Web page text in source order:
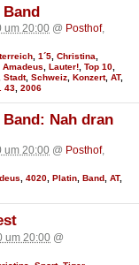
um 20:00 @ Posthof,
1´5 Christina
Amadeus Lauter! Top 10
Stadt, Schweiz Konzert, AT,
43 2006
Nah dran
um 20:00 @ Posthof,
, 4020, Platin, Band, AT,
um 20:00 @